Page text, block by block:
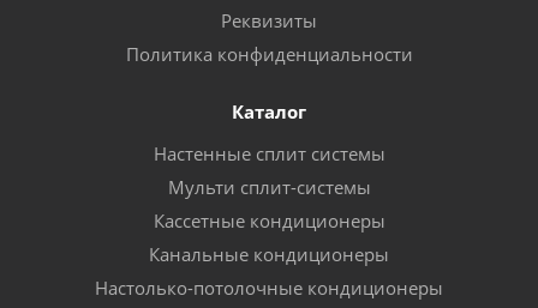
Реквизиты
Политика конфиденциальности
Каталог
Настенные сплит системы
Мульти сплит-системы
Кассетные кондиционеры
Канальные кондиционеры
Настолько-потолочные кондиционеры